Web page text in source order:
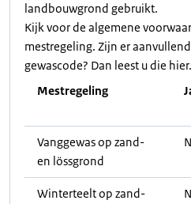
landbouwgrond gebruikt.
Kijk voor de algemene
mestregeling. Zijn er
gewascode? Dan leest u die hier.
Mestregeling
Vanggewas op zand-
en lössgrond
Winterteelt op zand-